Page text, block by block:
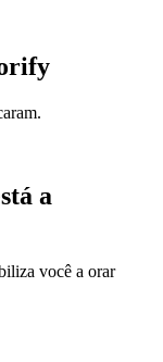
a
você a orar